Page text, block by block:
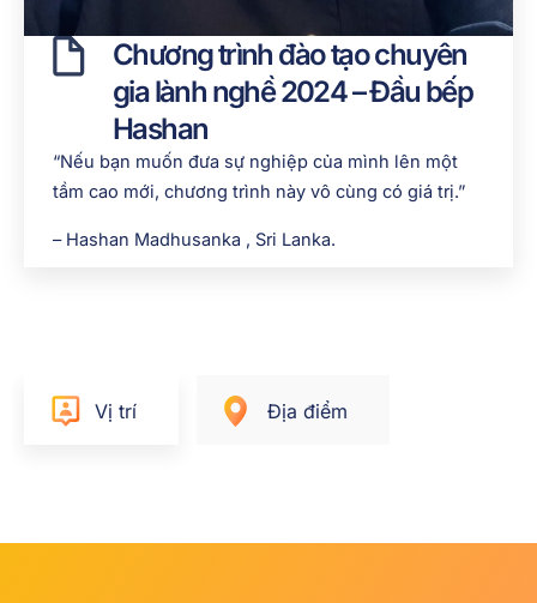
Chương trình đào tạo chuyên
gia lành nghề 2024 – Đầu bếp
Hashan
“Nếu bạn muốn đưa sự nghiệp của mình lên một
tầm cao mới, chương trình này vô cùng có giá trị.”
– Hashan Madhusanka , Sri Lanka.
Vị trí Địa điểm